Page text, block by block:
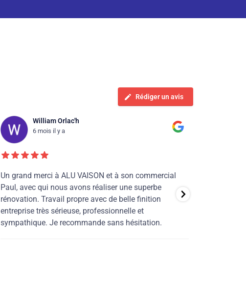
Rédiger un avis
William Orlac'h
6 mois il y a
Un grand merci à ALU VAISON et à son commercial
Paul, avec qui nous avons réaliser une superbe
rénovation. Travail propre avec de belle finition
entreprise très sérieuse, professionnelle et
sympathique. Je recommande sans hésitation.